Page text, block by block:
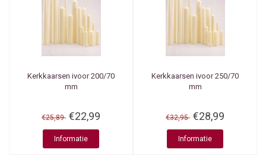
Kerkkaarsen ivoor 200/70
mm
€25,89 €22,99
Informatie
Kerkkaarsen ivoor 250/70
mm
€32,95 €28,99
Informatie